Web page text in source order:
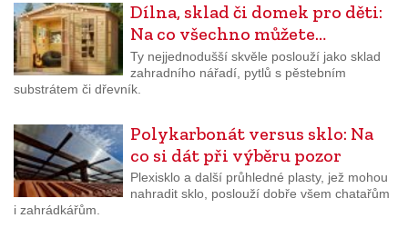
Dílna, sklad či domek pro děti:
Na co všechno můžete…
Ty nejjednodušší skvěle poslouží jako sklad
zahradního nářadí, pytlů s pěstebním
substrátem či dřevník.
Polykarbonát versus sklo: Na
co si dát při výběru pozor
Plexisklo a další průhledné plasty, jež mohou
nahradit sklo, poslouží dobře všem chatařům
i zahrádkářům.